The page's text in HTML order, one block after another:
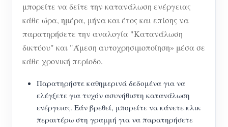
μπορείτε να δείτε την κατανάλωση ενέργειας
κάθε ώρα, ημέρα, μήνα και έτος και επίσης να
παρατηρήσετε την αναλογία "Κατανάλωση
δικτύου" και "Άμεση αυτοχρησιμοποίηση» μέσα σε
κάθε χρονική περίοδο.
Παρατηρήστε καθημερινά δεδομένα για να
ελέγξετε για τυχόν ασυνήθιστη κατανάλωση
ενέργειας. Εάν βρεθεί, μπορείτε να κάνετε κλικ
περαιτέρω στη γραμμή για να παρατηρήσετε